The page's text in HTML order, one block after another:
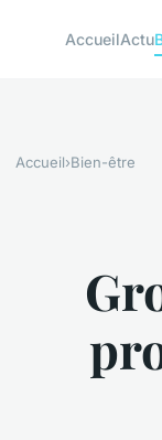
AccueilActu
Accueil›Bien-être